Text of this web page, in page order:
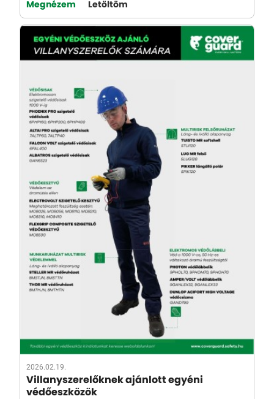
Megnézem Letöltöm
2026.02.19.
Villanyszerelőknek ajánlott egyéni
védőeszközök